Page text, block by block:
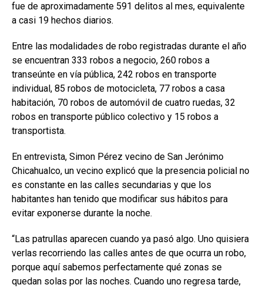
fue de aproximadamente 591 delitos al mes, equivalente
a casi 19 hechos diarios.
Entre las modalidades de robo registradas durante el año
se encuentran 333 robos a negocio, 260 robos a
transeúnte en vía pública, 242 robos en transporte
individual, 85 robos de motocicleta, 77 robos a casa
habitación, 70 robos de automóvil de cuatro ruedas, 32
robos en transporte público colectivo y 15 robos a
transportista.
En entrevista, Simon Pérez vecino de San Jerónimo
Chicahualco, un vecino explicó que la presencia policial no
es constante en las calles secundarias y que los
habitantes han tenido que modificar sus hábitos para
evitar exponerse durante la noche.
“Las patrullas aparecen cuando ya pasó algo. Uno quisiera
verlas recorriendo las calles antes de que ocurra un robo,
porque aquí sabemos perfectamente qué zonas se
quedan solas por las noches. Cuando uno regresa tarde,